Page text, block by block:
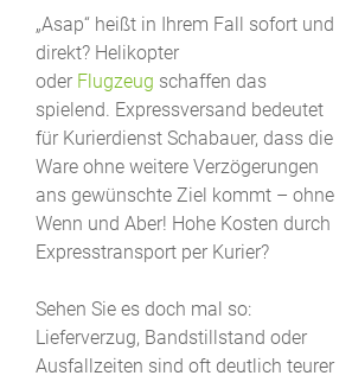
„Asap“ heißt in Ihrem Fall sofort und
direkt? Helikopter
oder Flugzeug schaffen das
spielend. Expressversand bedeutet
für Kurierdienst Schabauer, dass die
Ware ohne weitere Verzögerungen
ans gewünschte Ziel kommt – ohne
Wenn und Aber! Hohe Kosten durch
Expresstransport per Kurier?
Sehen Sie es doch mal so:
Lieferverzug, Bandstillstand oder
Ausfallzeiten sind oft deutlich teurer